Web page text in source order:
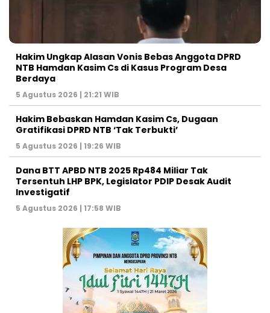
Hakim Ungkap Alasan Vonis Bebas Anggota DPRD
NTB Hamdan Kasim Cs di Kasus Program Desa
Berdaya
5 Agustus 2026 | 21:21 WIB
Hakim Bebaskan Hamdan Kasim Cs, Dugaan
Gratifikasi DPRD NTB ‘Tak Terbukti’
5 Agustus 2026 | 19:26 WIB
Dana BTT APBD NTB 2025 Rp484 Miliar Tak
Tersentuh LHP BPK, Legislator PDIP Desak Audit
Investigatif
5 Agustus 2026 | 17:58 WIB